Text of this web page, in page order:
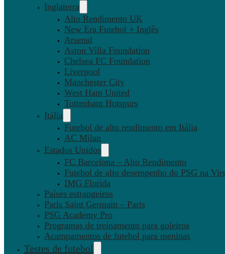
Inglaterra
Alto Rendimento UK
New Era Futebol + Inglês
Arsenal
Aston Villa Foundation
Chelsea FC Foundation
Liverpool
Manchester City
West Ham United
Tottenham Hotspurs
Itália
Futebol de alto rendimento em Itália
AC Milan
Estados Unidos
FC Barcelona – Alto Rendimento
Futebol de alto desempenho do PSG na
IMG Florida
Países estrangeiros
Paris Saint Germain – Paris
PSG Academy Pro
Programas de treinamento para goleiros
Acampamentos de futebol para meninas
Testes de futebol